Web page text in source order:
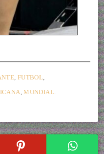
FUTBOL
,MUNDIAL